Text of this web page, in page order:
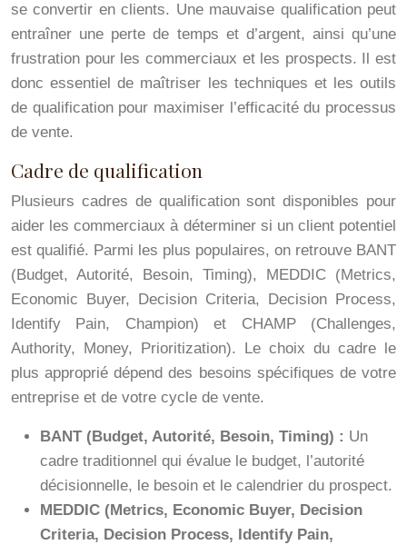
se convertir en clients. Une mauvaise qualification peut
entraîner une perte de temps et d’argent, ainsi qu’une
frustration pour les commerciaux et les prospects. Il est
donc essentiel de maîtriser les techniques et les outils
de qualification pour maximiser l’efficacité du processus
de vente.
Cadre de qualification
Plusieurs cadres de qualification sont disponibles pour
aider les commerciaux à déterminer si un client potentiel
est qualifié. Parmi les plus populaires, on retrouve BANT
(Budget, Autorité, Besoin, Timing), MEDDIC (Metrics,
Economic Buyer, Decision Criteria, Decision Process,
Identify Pain, Champion) et CHAMP (Challenges,
Authority, Money, Prioritization). Le choix du cadre le
plus approprié dépend des besoins spécifiques de votre
entreprise et de votre cycle de vente.
BANT (Budget, Autorité, Besoin, Timing) : Un
cadre traditionnel qui évalue le budget, l’autorité
décisionnelle, le besoin et le calendrier du prospect.
MEDDIC (Metrics, Economic Buyer, Decision
Criteria, Decision Process, Identify Pain,